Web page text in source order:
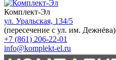
Комплект-Эл
ул. Уральская, 134/5
(пересечение с ул. им. Дежнёва)
+7 (861) 206-22-01
info@komplekt-el.ru